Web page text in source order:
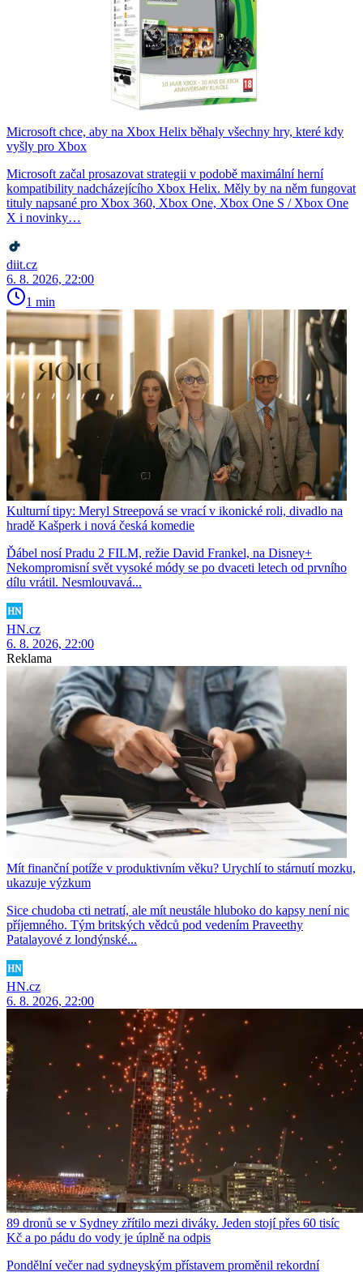
Microsoft chce, aby na Xbox Helix běhaly všechny hry, které kdy
vyšly pro Xbox
Microsoft začal prosazovat strategii v podobě maximální herní
kompatibility nadcházejícího Xbox Helix. Měly by na něm fungovat
tituly napsané pro Xbox 360, Xbox One, Xbox One S / Xbox One
X i novinky…
diit.cz
6. 8. 2026, 22:00
1 min
Kulturní tipy: Meryl Streepová se vrací v ikonické roli, divadlo na
hradě Kašperk i nová česká komedie
Ďábel nosí Pradu 2 FILM, režie David Frankel, na Disney+
Nekompromisní svět vysoké módy se po dvaceti letech od prvního
dílu vrátil. Nesmlouvavá...
HN.cz
6. 8. 2026, 22:00
Reklama
Mít finanční potíže v produktivním věku? Urychlí to stárnutí mozku,
ukazuje výzkum
Sice chudoba cti netratí, ale mít neustále hluboko do kapsy není nic
příjemného. Tým britských vědců pod vedením Praveethy
Patalayové z londýnské...
HN.cz
6. 8. 2026, 22:00
89 dronů se v Sydney zřítilo mezi diváky. Jeden stojí přes 60 tisíc
Kč a po pádu do vody je úplně na odpis
Pondělní večer nad sydneyským přístavem proměnil rekordní